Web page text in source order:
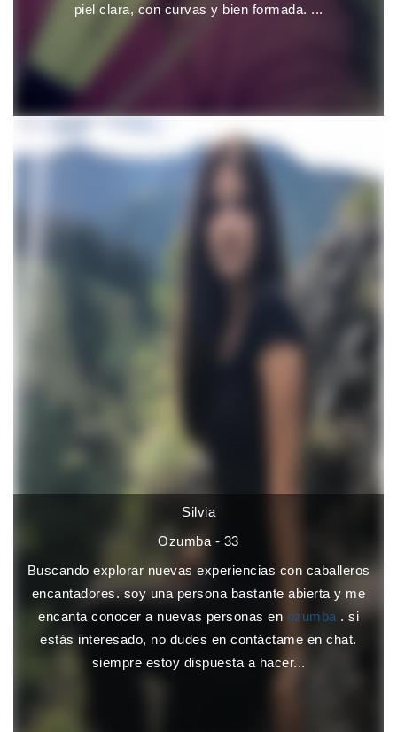
piel clara, con curvas y bien formada. ...
Silvia
Ozumba - 33
Buscando explorar nuevas experiencias con caballeros
encantadores. soy una persona bastante abierta y me
encanta conocer a nuevas personas en ozumba . si
estás interesado, no dudes en contáctame en chat.
siempre estoy dispuesta a hacer...